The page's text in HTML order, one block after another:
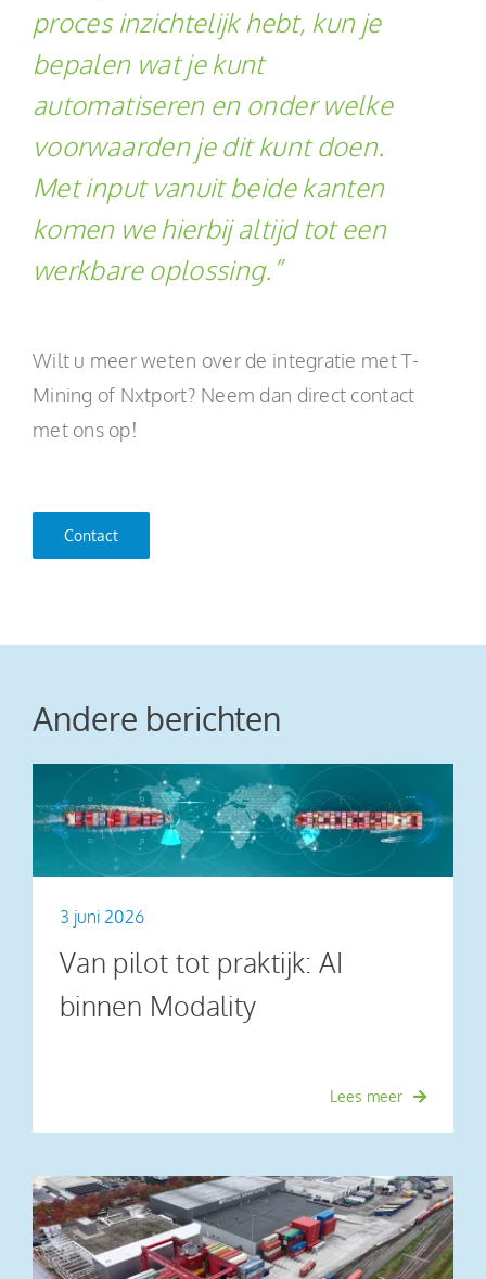
proces inzichtelijk hebt, kun je
bepalen wat je kunt
automatiseren en onder welke
voorwaarden je dit kunt doen.
Met input vanuit beide kanten
komen we hierbij altijd tot een
werkbare oplossing.”
Wilt u meer weten over de integratie met T-
Mining of Nxtport? Neem dan direct contact
met ons op!
Contact
Andere berichten
3 juni 2026
Van pilot tot praktijk: AI
binnen Modality
Lees meer